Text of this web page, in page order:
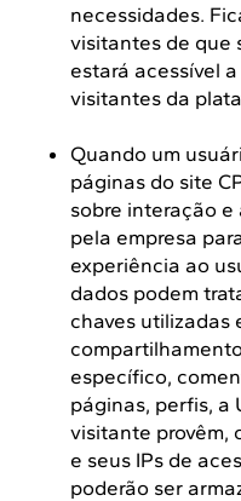
necessidades.
visitantes de que
estará acessível
visitantes da
Quando um
páginas do site
sobre interação
pela empresa
experiência ao
dados podem
chaves utilizadas
específico,
páginas, perfis, a
visitante provêm,
e seus IPs de
poderão ser